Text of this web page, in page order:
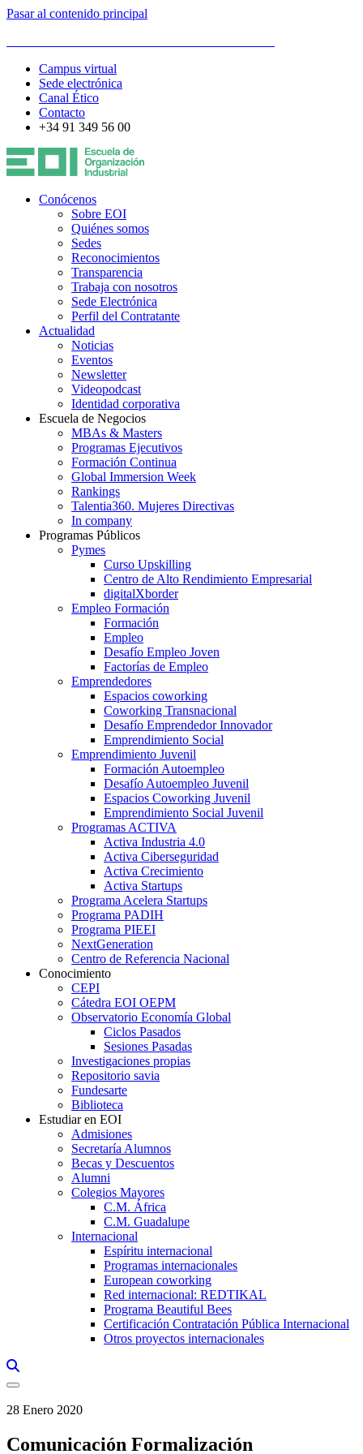
Pasar al contenido principal
Campus virtual
Sede electrónica
Canal Ético
Contacto
+34 91 349 56 00
Conócenos
Sobre EOI
Quiénes somos
Sedes
Reconocimientos
Transparencia
Trabaja con nosotros
Sede Electrónica
Perfil del Contratante
Actualidad
Noticias
Eventos
Newsletter
Videopodcast
Identidad corporativa
Escuela de Negocios
MBAs & Masters
Programas Ejecutivos
Formación Continua
Global Immersion Week
Rankings
Talentia360. Mujeres Directivas
In company
Programas Públicos
Pymes
Curso Upskilling
Centro de Alto Rendimiento Empresarial
digitalXborder
Empleo Formación
Formación
Empleo
Desafío Empleo Joven
Factorías de Empleo
Emprendedores
Espacios coworking
Coworking Transnacional
Desafío Emprendedor Innovador
Emprendimiento Social
Emprendimiento Juvenil
Formación Autoempleo
Desafío Autoempleo Juvenil
Espacios Coworking Juvenil
Emprendimiento Social Juvenil
Programas ACTIVA
Activa Industria 4.0
Activa Ciberseguridad
Activa Crecimiento
Activa Startups
Programa Acelera Startups
Programa PADIH
Programa PIEEI
NextGeneration
Centro de Referencia Nacional
Conocimiento
CEPI
Cátedra EOI OEPM
Observatorio Economía Global
Ciclos Pasados
Sesiones Pasadas
Investigaciones propias
Repositorio savia
Fundesarte
Biblioteca
Estudiar en EOI
Admisiones
Secretaría Alumnos
Becas y Descuentos
Alumni
Colegios Mayores
C.M. África
C.M. Guadalupe
Internacional
Espíritu internacional
Programas internacionales
European coworking
Red internacional: REDTIKAL
Programa Beautiful Bees
Certificación Contratación Pública Internacional
Otros proyectos internacionales
28 Enero 2020
Comunicación Formalización